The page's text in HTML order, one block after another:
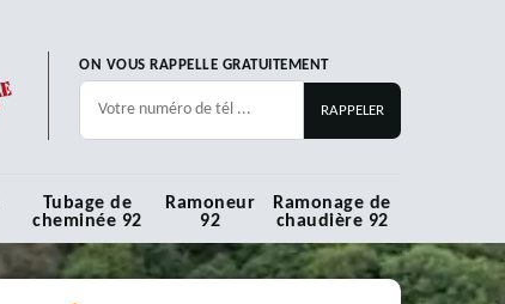
ON VOUS RAPPELLE GRATUITEMENT
Tubage de
cheminée 92
Ramoneur
92
Ramonage de
chaudière 92